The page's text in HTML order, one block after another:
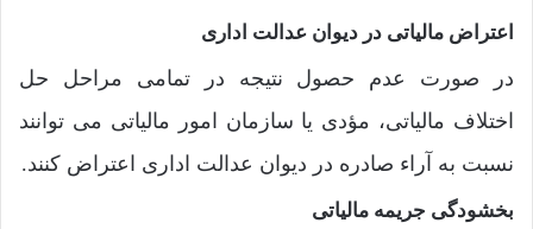
اعتراض مالیاتی در دیوان عدالت اداری
در صورت عدم حصول نتیجه در تمامی مراحل حل
اختلاف مالیاتی، مؤدی یا سازمان امور مالیاتی می توانند
نسبت به آراء صادره در دیوان عدالت اداری اعتراض کنند.
بخشودگی جریمه مالیاتی